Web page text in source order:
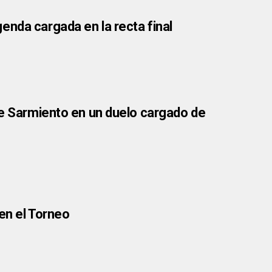
cargada en la recta final
en un duelo cargado de
el Torneo